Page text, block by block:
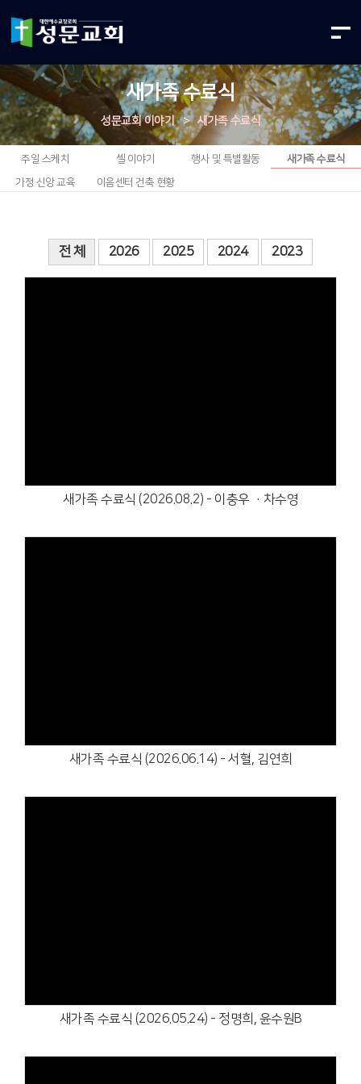
새가족 수료식
성문교회 이야기 > 새가족 수료식
주일 스케치 셀 이야기 행사 및 특별활동 새가족 수료식
가정 신앙 교육 이음센터 건축 현황
전 체 2026 2025 2024 2023
새가족 수료식 (2026.08.2) - 이충우 ·차수영
새가족 수료식 (2026.06.14) - 서혈, 김연희
새가족 수료식 (2026.05.24) - 정명희, 윤수원B